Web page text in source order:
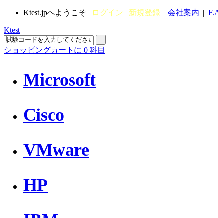
Ktest.jpへようこそ ログイン 新規登録 会社案内 |
Ktest
ショッピングカートに 0 科目
Microsoft
Cisco
VMware
HP